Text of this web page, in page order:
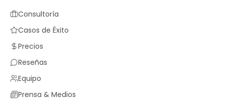
Consultoría
Casos de Éxito
Precios
Reseñas
Equipo
Prensa & Medios